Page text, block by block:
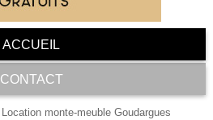
ACCUEIL
CONTACT
Location monte-meuble Goudargues